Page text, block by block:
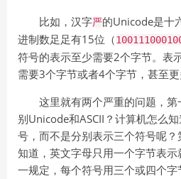
比如，汉字严的Unicode是十
进制数足足有15位（
符号的表示至少需要2个字节。表
需要3个字节或者4个字节，甚至更
这里就有两个严重的问题，
别Unicode和ASCII？计算机怎么
号，而不是分别表示三个符号呢
知道，英文字母只用一个字节表
一规定，每个符号用三个或四个